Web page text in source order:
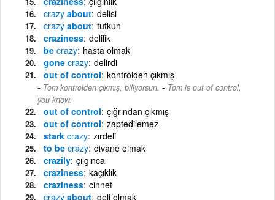
crazy about delisi
crazy about tutkun
craziness delilik
be crazy hasta olmak
gone crazy delirdi
out of control kontrolden çıkmış
Tom kontrolden çıkmış, biliyorsun. - Tom is out of control,
you know.
out of control çığrından çıkmış
out of control zaptedilemez
stark crazy zırdeli
to be crazy divane olmak
crazily çılgınca
craziness kaçıklık
craziness cinnet
crazy about deli olmak